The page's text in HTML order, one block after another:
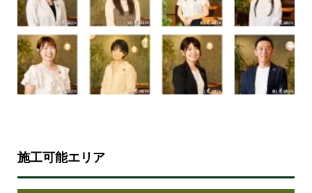
施工可能エリア